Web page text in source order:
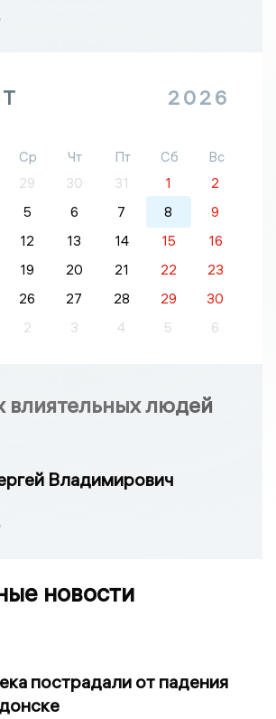
2026
Ср Чт Пт Сб
Вс
29 30 31 1
2
5 6 7 8
9
12 13 14 15
16
19 20 21 22
23
26 27 28 29
30
2 3 4 5 6
влиятельных людей
Владимирович
новости
пострадали от падения